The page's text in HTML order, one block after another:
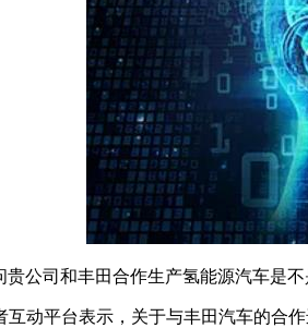
司和丰田合作生产氢能源汽车是不
动平台表示，关于与丰田汽车的合